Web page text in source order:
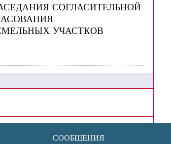
СОГЛАСИТЕЛЬНОЙ
УЧАСТКОВ
СООБЩЕНИЯ